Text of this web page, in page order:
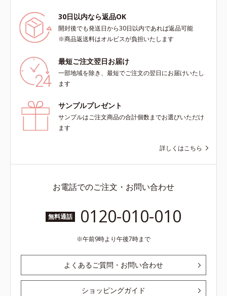
30日以内なら返品OK
開封後でも発送日から30日以内であれば返品可能
※商品返送料はオルビスが負担いたします
最短ご注文翌日お届け
一部地域を除き、最短でご注文の翌日にお届けいたし
ます
サンプルプレゼント
サンプルはご注文商品の合計個数までお選びいただけ
ます
詳しくはこちら
お電話でのご注文・お問い合わせ
無料通話 0120-010-010
午前9時より午後7時まで
よくあるご質問・お問い合わせ
ショッピングガイド